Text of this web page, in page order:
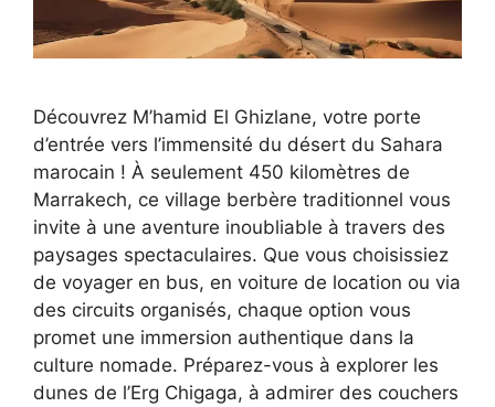
Découvrez M’hamid El Ghizlane, votre porte
d’entrée vers l’immensité du désert du Sahara
marocain ! À seulement 450 kilomètres de
Marrakech, ce village berbère traditionnel vous
invite à une aventure inoubliable à travers des
paysages spectaculaires. Que vous choisissiez
de voyager en bus, en voiture de location ou via
des circuits organisés, chaque option vous
promet une immersion authentique dans la
culture nomade. Préparez-vous à explorer les
dunes de l’Erg Chigaga, à admirer des couchers